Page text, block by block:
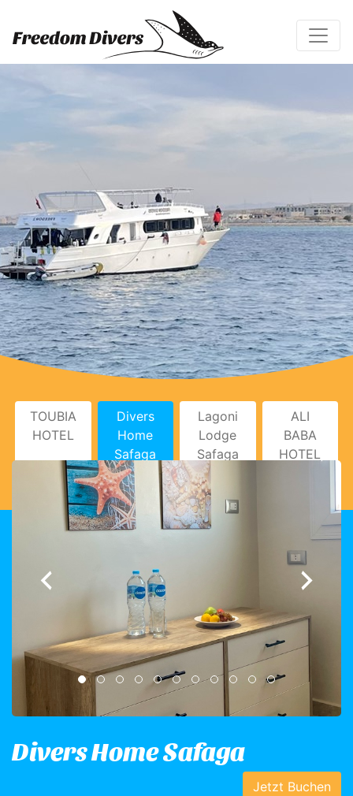
TOUBIA
HOTEL
Divers
Home
Safaga
Lagoni
Lodge
Safaga
ALI
BABA
HOTEL
Divers Home Safaga
Jetzt Buchen